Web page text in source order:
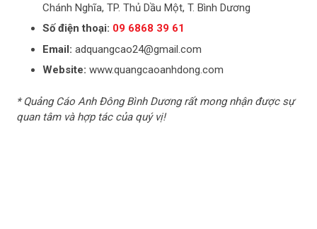
Chánh Nghĩa, TP. Thủ Dầu Một, T. Bình Dương
Số điện thoại: 09 6868 39 61
Email: adquangcao24@gmail.com
Website: www.quangcaoanhdong.com
* Quảng Cáo Anh Đông Bình Dương rất mong nhận được sự
quan tâm và hợp tác của quý vị!